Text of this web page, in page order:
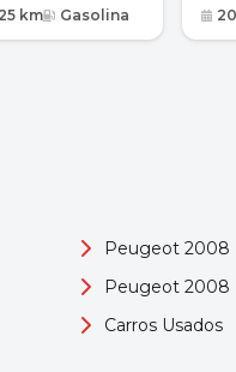
km Gasolina
Peugeot 2008
Peugeot 2008
Carros Usados